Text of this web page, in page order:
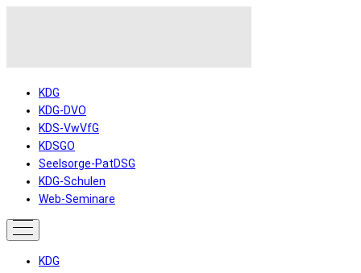
KDG
KDG-DVO
KDS-VwVfG
KDSGO
Seelsorge-PatDSG
KDG-Schulen
Web-Seminare
KDG